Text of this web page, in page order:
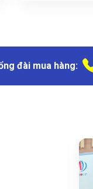
đài mua hàng: